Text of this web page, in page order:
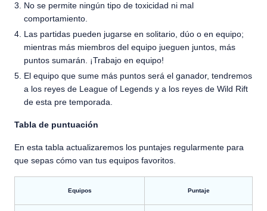
No se permite ningún tipo de toxicidad ni mal
comportamiento.
Las partidas pueden jugarse en solitario, dúo o en equipo;
mientras más miembros del equipo jueguen juntos, más
puntos sumarán. ¡Trabajo en equipo!
El equipo que sume más puntos será el ganador, tendremos
a los reyes de League of Legends y a los reyes de Wild Rift
de esta pre temporada.
Tabla de puntuación
En esta tabla actualizaremos los puntajes regularmente para
que sepas cómo van tus equipos favoritos.
Equipos Puntaje